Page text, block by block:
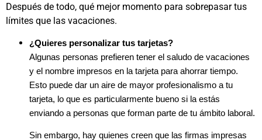
Después de todo, qué mejor momento para sobrepasar tus
límites que las vacaciones.
¿Quieres personalizar tus tarjetas?
Algunas personas prefieren tener el saludo de vacaciones
y el nombre impresos en la tarjeta para ahorrar tiempo.
Esto puede dar un aire de mayor profesionalismo a tu
tarjeta, lo que es particularmente bueno si la estás
enviando a personas que forman parte de tu ámbito laboral.
Sin embargo, hay quienes creen que las firmas impresas